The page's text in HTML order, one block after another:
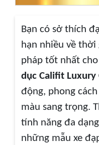
Bạn có sở thích
hạn nhiều về thời
pháp tốt nhất
dục Califit Luxury
động, phong
màu sang trọng.
tính năng đa
những mẫu xe